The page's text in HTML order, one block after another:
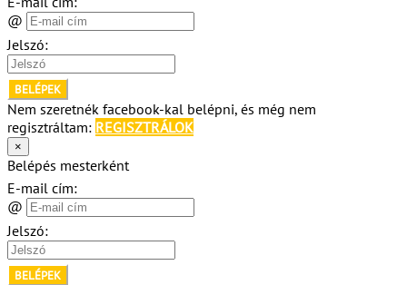
@
Jelszó:
BELÉPEK
Nem szeretnék facebook-kal belépni, és még nem
regisztráltam: REGISZTRÁLOK
×
Belépés mesterként
E-mail cím:
@
Jelszó:
BELÉPEK